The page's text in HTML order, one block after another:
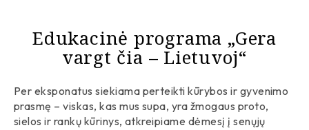
Archeologija
Etnografija
Kaip mus rasti
Edukacinė programa „Gera
vargt čia – Lietuvoj“
Per eksponatus siekiama perteikti kūrybos ir gyvenimo
prasmę – viskas, kas mus supa, yra žmogaus proto,
sielos ir rankų kūrinys, atkreipiame dėmesį į senųjų